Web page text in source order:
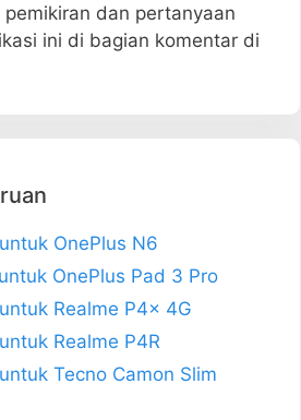
dan pertanyaan
ini di bagian komentar di
OnePlus N6
OnePlus Pad 3 Pro
Realme P4x 4G
Realme P4R
Tecno Camon Slim